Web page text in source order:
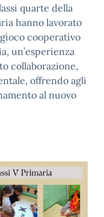
quarte della
hanno lavorato
cooperativo
un’esperienza
collaborazione,
offrendo agli
al nuovo